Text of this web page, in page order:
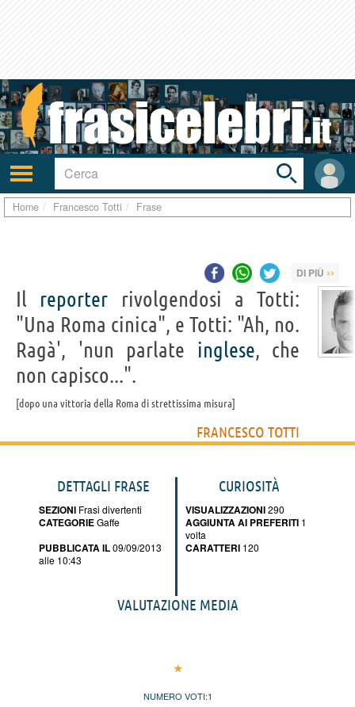
Attiva/disattiva
navigazione
User
area
Toggle
search
bar
Home Francesco Totti Frase
DI PIÙ ››
Il reporter rivolgendosi a Totti:
"Una Roma cinica", e Totti: "Ah, no.
Ragà', 'nun parlate inglese, che
non capisco...".
dopo una vittoria della Roma di strettissima misura
FRANCESCO TOTTI
DETTAGLI FRASE
SEZIONI Frasi divertenti
CATEGORIEGaffe
PUBBLICATA IL09/09/2013
alle 10:43
CURIOSITÀ
VISUALIZZAZIONI290
AGGIUNTA AI PREFERITI 1
volta
CARATTERI 120
VALUTAZIONE MEDIA
NUMERO VOTI:1